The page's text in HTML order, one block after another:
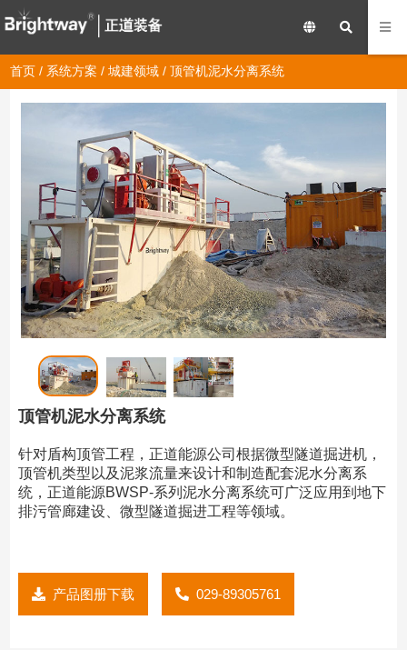
首页 / 系统方案 /城建领域 / 顶管机泥水分离系统
顶管机泥水分离系统
针对盾构顶管工程，正道能源公司根据微型隧道掘进机，
顶管机类型以及泥浆流量来设计和制造配套泥水分离系
统，正道能源BWSP-系列泥水分离系统可广泛应用到地下
排污管廊建设、微型隧道掘进工程等领域。
产品图册下载 029-89305761